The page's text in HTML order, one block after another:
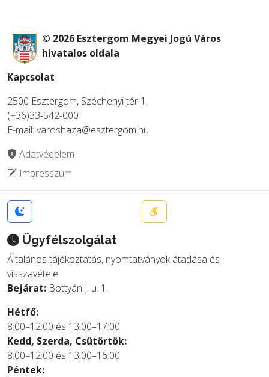
© 2026 Esztergom Megyei Jogú Város
hivatalos oldala
Kapcsolat
2500 Esztergom, Széchenyi tér 1.
(+36)33-542-000
E-mail: varoshaza@esztergom.hu
Adatvédelem
Impresszum
Ügyfélszolgálat
Általános tájékoztatás, nyomtatványok átadása és
visszavétele
Bejárat: Bottyán J. u. 1.
Hétfő:
8:00–12:00 és 13:00–17:00
Kedd, Szerda, Csütörtök:
8:00–12:00 és 13:00–16:00
Péntek: